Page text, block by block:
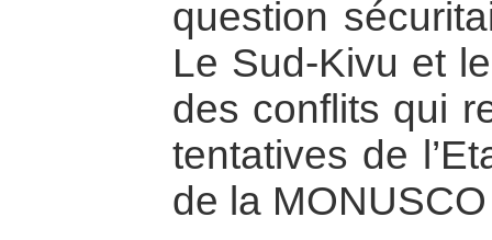
question
Le Sud-Kivu et
des conflits qui
tentatives de
de la